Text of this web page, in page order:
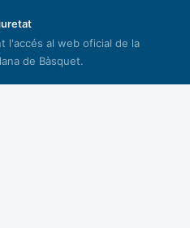
l'accés al web oficial de la
de Bàsquet.